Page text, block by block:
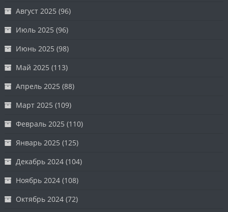
Август 2025 (96)
Июль 2025 (96)
Июнь 2025 (98)
Май 2025 (113)
Апрель 2025 (88)
Март 2025 (109)
Февраль 2025 (110)
Январь 2025 (125)
Декабрь 2024 (104)
Ноябрь 2024 (108)
Октябрь 2024 (72)